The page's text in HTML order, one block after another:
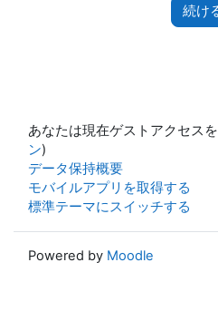
続け
あなたは現在ゲストアクセス
ン)
データ保持概要
モバイルアプリを取得する
標準テーマにスイッチする
Powered by Moodle